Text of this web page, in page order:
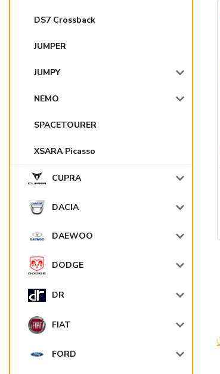
DS7 Crossback
JUMPER
JUMPY
NEMO
SPACETOURER
XSARA Picasso
CUPRA
DACIA
DAEWOO
DODGE
DR
FIAT
FORD